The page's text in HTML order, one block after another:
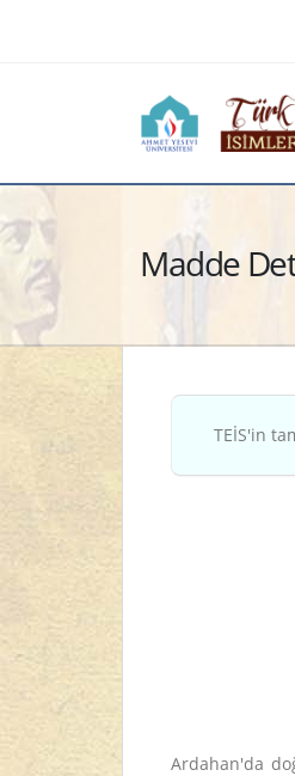
Madde
TEİS'in
Ardahan'da